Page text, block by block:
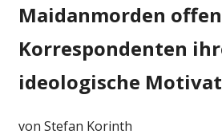
Maidanmorden
Korrespondenten
ideologische
von Stefan Korinth